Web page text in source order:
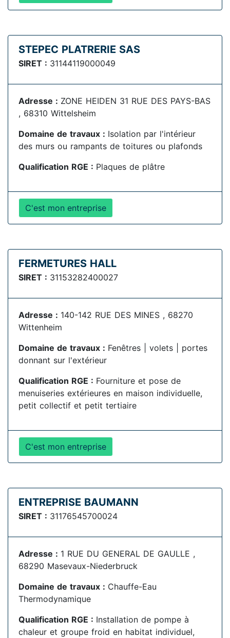
STEPEC PLATRERIE SAS
SIRET : 31144119000049
Adresse : ZONE HEIDEN 31 RUE DES PAYS-BAS
, 68310 Wittelsheim
Domaine de travaux : Isolation par l'intérieur
des murs ou rampants de toitures ou plafonds
Qualification RGE : Plaques de plâtre
C'est mon entreprise
FERMETURES HALL
SIRET : 31153282400027
Adresse : 140-142 RUE DES MINES , 68270
Wittenheim
Domaine de travaux : Fenêtres | volets | portes
donnant sur l'extérieur
Qualification RGE : Fourniture et pose de
menuiseries extérieures en maison individuelle,
petit collectif et petit tertiaire
C'est mon entreprise
ENTREPRISE BAUMANN
SIRET : 31176545700024
Adresse : 1 RUE DU GENERAL DE GAULLE ,
68290 Masevaux-Niederbruck
Domaine de travaux : Chauffe-Eau
Thermodynamique
Qualification RGE : Installation de pompe à
chaleur et groupe froid en habitat individuel,